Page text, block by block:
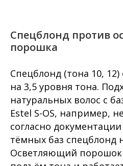
Спецблонд против
порошка
Спецблонд (тона 10,
на 3,5 уровня тона.
натуральных волос с
Estel S-OS, например,
согласно
тёмных баз спецблонд
Осветляющий